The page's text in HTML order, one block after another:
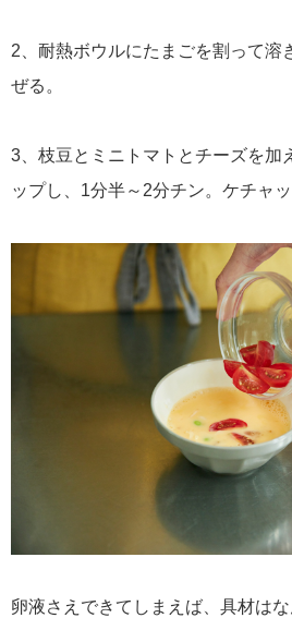
2、耐熱ボウルにたまごを割って溶
ぜる。
3、枝豆とミニトマトとチーズを加
ップし、1分半～2分チン。ケチャッ
卵液さえできてしまえば、具材は